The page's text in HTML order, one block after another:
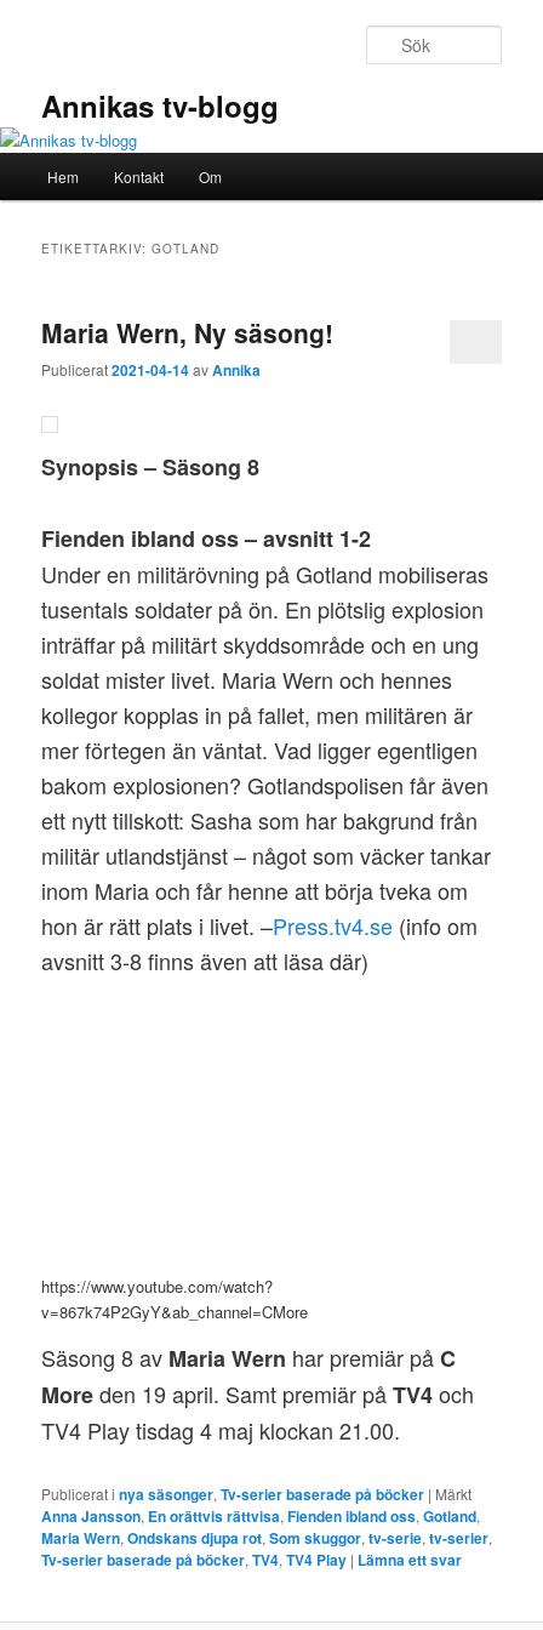
Annikas tv-blogg
Hem Kontakt Om
ETIKETTARKIV:GOTLAND
Maria Wern, Ny säsong!
Publicerat2021-04-14avAnnika
Synopsis – Säsong 8
Fienden ibland oss – avsnitt 1-2
Under en militärövning på Gotland mobiliseras
tusentals soldater på ön. En plötslig explosion
inträffar på militärt skyddsområde och en ung
soldat mister livet. Maria Wern och hennes
kollegor kopplas in på fallet, men militären är
mer förtegen än väntat. Vad ligger egentligen
bakom explosionen? Gotlandspolisen får även
ett nytt tillskott: Sasha som har bakgrund från
militär utlandstjänst – något som väcker tankar
inom Maria och får henne att börja tveka om
hon är rätt plats i livet. –Press.tv4.se (info om
avsnitt 3-8 finns även att läsa där)
https://www.youtube.com/watch?
v=867k74P2GyY&ab_channel=CMore
Säsong 8 av Maria Wern har premiär påC
Moreden 19 april. Samt premiär påTV4och
TV4 Play tisdag 4 maj klockan 21.00.
Publicerat i nya säsonger,Tv-serier baserade på böcker | Märkt
Anna Jansson, En orättvis rättvisa,Fienden ibland oss,Gotland,
Maria Wern,Ondskans djupa rot,Som skuggor,tv-serie,tv-serier,
Tv-serier baserade på böcker,TV4,TV4 Play | Lämna ett svar